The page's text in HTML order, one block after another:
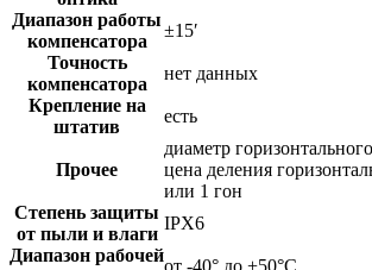
Диапазон работы
компенсатора
±15′
Точность
компенсатора
нет данных
Крепление на
штатив
есть
Прочее
диаметр
цена деления
или 1 гон
Степень защиты
от пыли и влаги
IPX6
Диапазон рабочей
от -40° до +50°С